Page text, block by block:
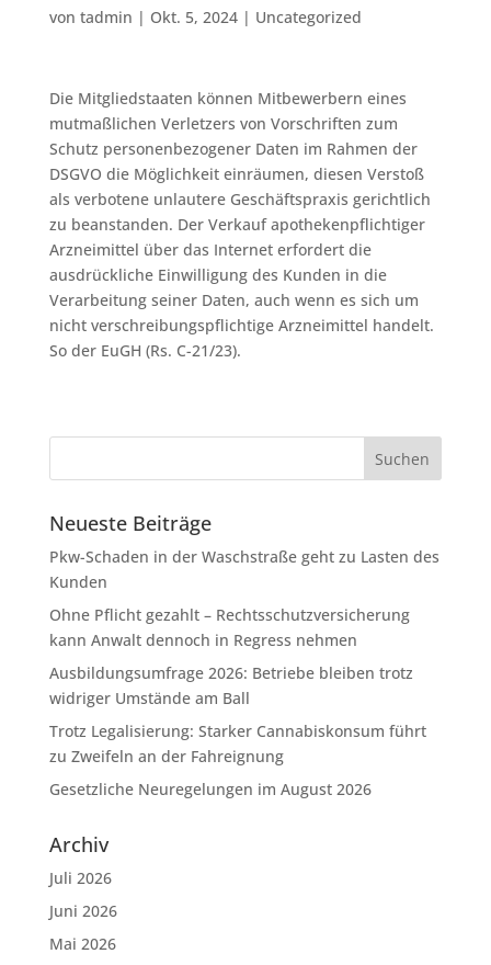
von tadmin | Okt. 5, 2024| Uncategorized
Die Mitgliedstaaten können Mitbewerbern eines
mutmaßlichen Verletzers von Vorschriften zum
Schutz personenbezogener Daten im Rahmen der
DSGVO die Möglichkeit einräumen, diesen Verstoß
als verbotene unlautere Geschäftspraxis gerichtlich
zu beanstanden. Der Verkauf apothekenpflichtiger
Arzneimittel über das Internet erfordert die
ausdrückliche Einwilligung des Kunden in die
Verarbeitung seiner Daten, auch wenn es sich um
nicht verschreibungspflichtige Arzneimittel handelt.
So der EuGH (Rs. C-21/23).
Neueste Beiträge
Pkw-Schaden in der Waschstraße geht zu Lasten des
Kunden
Ohne Pflicht gezahlt – Rechtsschutzversicherung
kann Anwalt dennoch in Regress nehmen
Ausbildungsumfrage 2026: Betriebe bleiben trotz
widriger Umstände am Ball
Trotz Legalisierung: Starker Cannabiskonsum führt
zu Zweifeln an der Fahreignung
Gesetzliche Neuregelungen im August 2026
Archiv
Juli 2026
Juni 2026
Mai 2026